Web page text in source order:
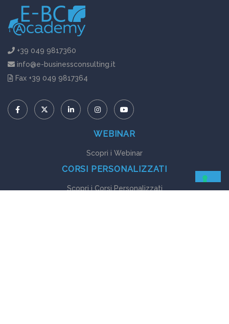
+39 049 9817360
info@e-businessconsulting.it
Fax +39 049 9817364
WEBINAR
Scopri i Webinar
CORSI PERSONALIZZATI
Scopri i Corsi Personalizzati